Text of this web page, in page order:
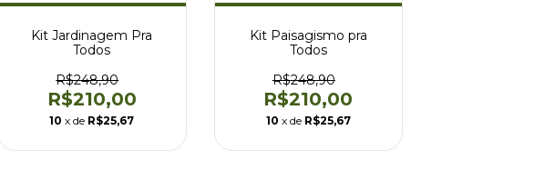
Kit Jardinagem Pra
Todos
R$248,90
R$210,00
10 x de R$25,67
Kit Paisagismo pra
Todos
R$248,90
R$210,00
10 x de R$25,67